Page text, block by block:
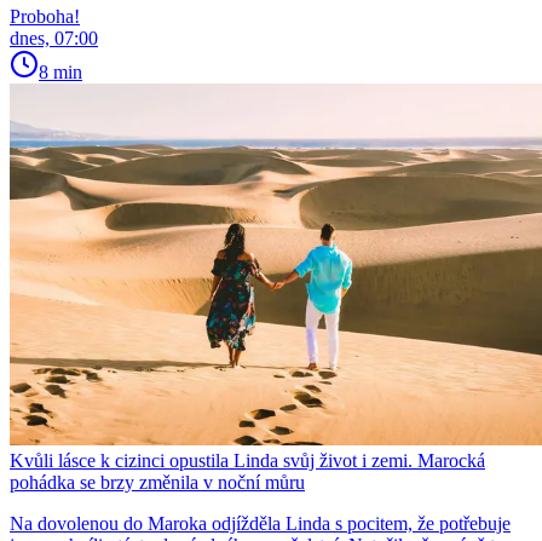
Proboha!
dnes, 07:00
8 min
Kvůli lásce k cizinci opustila Linda svůj život i zemi. Marocká
pohádka se brzy změnila v noční můru
Na dovolenou do Maroka odjížděla Linda s pocitem, že potřebuje